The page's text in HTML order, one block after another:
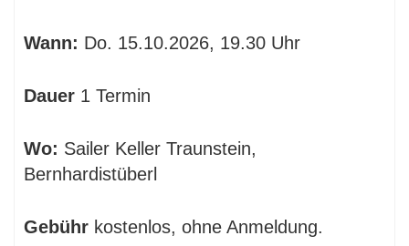
Wann: Do. 15.10.2026, 19.30 Uhr
Dauer 1 Termin
Wo: Sailer Keller Traunstein,
Bernhardistüberl
Gebühr kostenlos, ohne Anmeldung.